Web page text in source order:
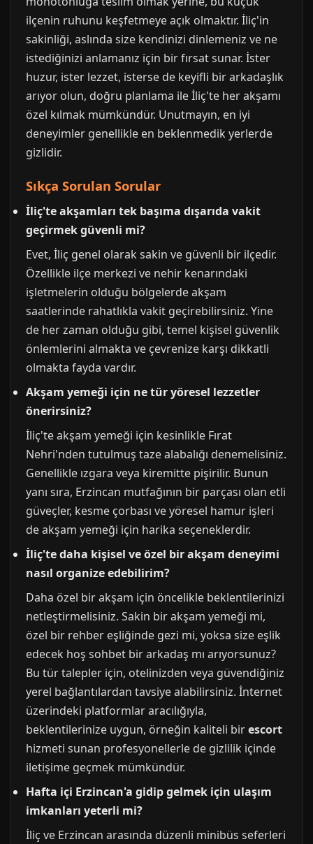
ilçenin ruhunu keşfetmeye açık olmaktır. İliç'in
sakinliği, aslında size kendinizi dinlemeniz ve ne
istediğinizi anlamanız için bir fırsat sunar. İster
huzur, ister lezzet, isterse de keyifli bir arkadaşlık
arıyor olun, doğru planlama ile İliç'te her akşamı
özel kılmak mümkündür. Unutmayın, en iyi
deneyimler genellikle en beklenmedik yerlerde
gizlidir.
Sıkça Sorulan Sorular
İliç'te akşamları tek başıma dışarıda vakit
geçirmek güvenli mi?
Evet, İliç genel olarak sakin ve güvenli bir ilçedir.
Özellikle ilçe merkezi ve nehir kenarındaki
işletmelerin olduğu bölgelerde akşam
saatlerinde rahatlıkla vakit geçirebilirsiniz. Yine
de her zaman olduğu gibi, temel kişisel güvenlik
önlemlerini almakta ve çevrenize karşı dikkatli
olmakta fayda vardır.
Akşam yemeği için ne tür yöresel lezzetler
önerirsiniz?
İliç'te akşam yemeği için kesinlikle Fırat
Nehri'nden tutulmuş taze alabalığı denemelisiniz.
Genellikle ızgara veya kiremitte pişirilir. Bunun
yanı sıra, Erzincan mutfağının bir parçası olan etli
güveçler, kesme çorbası ve yöresel hamur işleri
de akşam yemeği için harika seçeneklerdir.
İliç'te daha kişisel ve özel bir akşam deneyimi
nasıl organize edebilirim?
Daha özel bir akşam için öncelikle beklentilerinizi
netleştirmelisiniz. Sakin bir akşam yemeği mi,
özel bir rehber eşliğinde gezi mi, yoksa size eşlik
edecek hoş sohbet bir arkadaş mı arıyorsunuz?
Bu tür talepler için, otelinizden veya güvendiğiniz
yerel bağlantılardan tavsiye alabilirsiniz. İnternet
üzerindeki platformlar aracılığıyla,
beklentilerinize uygun, örneğin kaliteli birescort
hizmeti sunan profesyonellerle de gizlilik içinde
iletişime geçmek mümkündür.
Hafta içi Erzincan'a gidip gelmek için ulaşım
imkanları yeterli mi?
İliç ve Erzincan arasında düzenli minibüs seferleri